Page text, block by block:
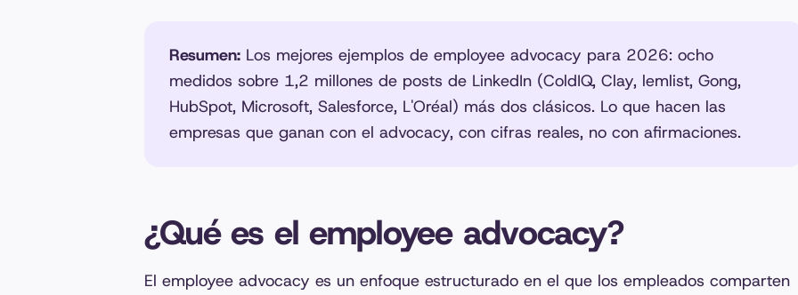
Resumen: Los mejores ejemplos de employee advocacy para 2026: ocho
medidos sobre 1,2 millones de posts de LinkedIn (ColdIQ, Clay, lemlist, Gong,
HubSpot, Microsoft, Salesforce, L'Oréal) más dos clásicos. Lo que hacen las
empresas que ganan con el advocacy, con cifras reales, no con afirmaciones.
¿Qué es el employee advocacy?
El employee advocacy es un enfoque estructurado en el que los empleados comparten